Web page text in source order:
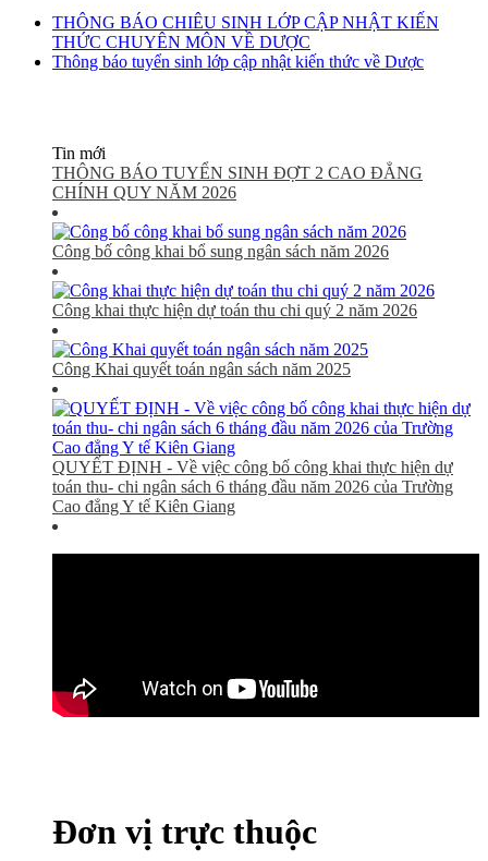
THÔNG BÁO CHIÊU SINH LỚP CẬP NHẬT KIẾN
THỨC CHUYÊN MÔN VỀ DƯỢC
Thông báo tuyển sinh lớp cập nhật kiến thức về Dược
Tin mới
THÔNG BÁO TUYỂN SINH ĐỢT 2 CAO ĐẲNG
CHÍNH QUY NĂM 2026
Công bố công khai bổ sung ngân sách năm 2026
Công khai thực hiện dự toán thu chi quý 2 năm 2026
Công Khai quyết toán ngân sách năm 2025
QUYẾT ĐỊNH - Về việc công bố công khai thực hiện dự
toán thu- chi ngân sách 6 tháng đầu năm 2026 của Trường
Cao đẳng Y tế Kiên Giang
Đơn vị trực thuộc